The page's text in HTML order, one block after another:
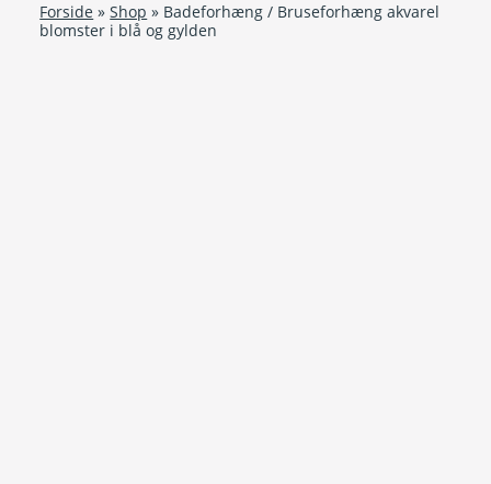
Forside »Shop » Badeforhæng / Bruseforhæng akvarel
blomster i blå og gylden